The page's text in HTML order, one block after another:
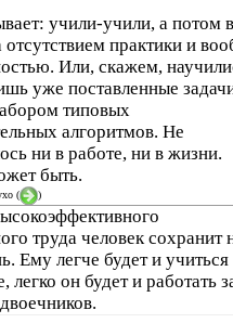
учили-учили, а потом
отсутствием практики и
Или, скажем,
уже поставленные
типовых
алгоритмов. Не
ни в работе, ни в жизни.
быть.
( )
труда человек сохранит
Ему легче будет и учиться
легко он будет и работать